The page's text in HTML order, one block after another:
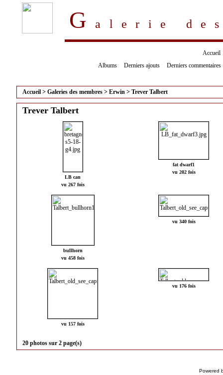
Galerie
Accueil
Albums
Derniers ajouts Derniers commentaires
Accueil > Galeries des membres > Erwin > Trever Talbert
Trever Talbert
LB can
vu 267 fois
fat dwarf1
vu 202 fois
bullhorn
vu 458 fois
vu 340 fois
vu 157 fois
vu 176 fois
20 photos sur 2 page(s)
Powered